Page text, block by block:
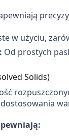
w użyciu,
Od prostych
Solids)